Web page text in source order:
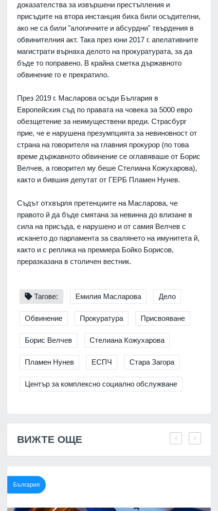
доказателства за извършени престъпления и
присъдите на втора инстанция биха били осъдителни,
ако не са били "алогичните и абсурдни" твърдения в
обвинителния акт. Така през юни 2017 г. апелативните
магистрати върнаха делото на прокуратурата, за да
бъде то поправено. В крайна сметка държавното
обвинение го е прекратило.
През 2019 г. Масларова осъди България в
Европейския съд по правата на човека за 5000 евро
обезщетение за неимуществени вреди. Страсбург
прие, че е нарушена презумпцията за невиновност от
страна на говорителя на главния прокурор (по това
време държавното обвинение се оглавяваше от Борис
Велчев, а говорител му беше Стелиана Кожухарова),
както и бившия депутат от ГЕРБ Пламен Нунев.
Съдът отхвърля претенциите на Масларова, че
правото й да бъде смятана за невинна до влизане в
сила на присъда, е нарушено и от самия Велчев с
искането до парламента за свалянето на имунитета й,
както и с реплика на премиера Бойко Борисов,
преразказана в столичен вестник.
Тагове: Емилия Масларова Дело
Обвинение Прокуратура Присвояване
Борис Велчев Стелиана Кожухарова
Пламен Нунев ЕСПЧ Стара Загора
Център за комплексно социално обслужване
ВИЖТЕ ОЩЕ
България